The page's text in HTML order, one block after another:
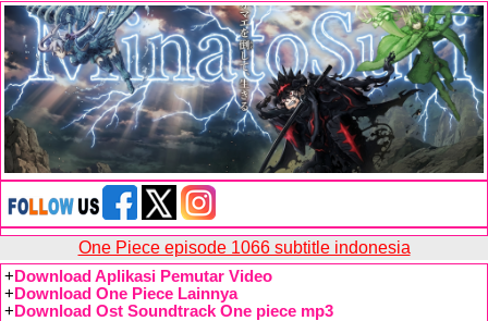
One Piece episode 1066 subtitle indonesia
+ Download Aplikasi Pemutar Video
+ Download One Piece Lainnya
+ Download Ost Soundtrack One piece mp3